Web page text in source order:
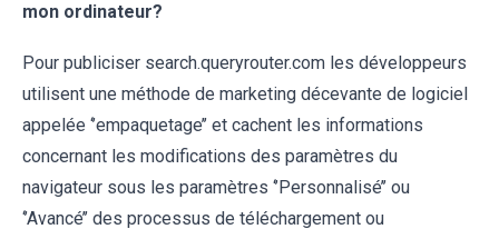
mon ordinateur?
Pour publiciser search.queryrouter.com les développeurs
utilisent une méthode de marketing décevante de logiciel
appelée ‘’empaquetage’’ et cachent les informations
concernant les modifications des paramètres du
navigateur sous les paramètres ‘’Personnalisé’’ ou
‘’Avancé’’ des processus de téléchargement ou